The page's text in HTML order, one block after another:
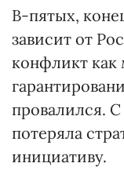
В-пятых,
зависит от
конфликт
провалился.
потеряла
инициативу.